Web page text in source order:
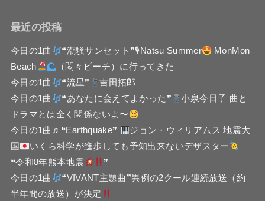
最近の投稿
今日の1曲 ❝潮騒サンセット❞🎙Natsu Summer
MonMon
Beach
（悶々ビーチ）に行ってきた
今日の1曲
❝流星❞
吉田拓郎
今日の1曲
❝あなたに会えてよかった❞
小泉今日子 曲と
ドラマとは全く関係ないよ〜
今日の1曲♬❝Earthquake❞
ジョン・ウィリアムス 地震大
国
いくら科学が進歩しても予知出来ないデザスター
❝令和8年熊本地震
❞
今日の1曲
❝VIVANT主題曲❞異例の2クール連続放送（約
半年間の放送）が決定